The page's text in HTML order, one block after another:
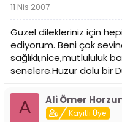
11 Nis 2007
Güzel dilekleriniz için
ediyorum. Beni çok
sağlıklı,nice,mutlululuk
senelere.Huzur dolu bir
A Ali Ömer
Kayıtlı Üye